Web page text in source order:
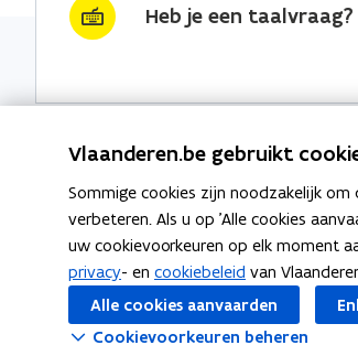
Heb je een taalvraag?
Nieuwsbrief krijgen?
vraag & woord van de week
wekelijks in je mailbox
Schrijf je in
Vlaanderen.be gebruikt
Sommige cookies zijn noodzakelijk
verbeteren. Als u op 'Alle cookies
uw cookievoorkeuren op elk moment
privacy- en cookiebeleid van
Alle cookies aanvaarden
Cookievoorkeuren beheren